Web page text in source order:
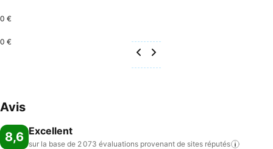
0 €
0 €
Avis
8,6 Excellent
sur la base de 2 073 évaluations provenant de sites réputés